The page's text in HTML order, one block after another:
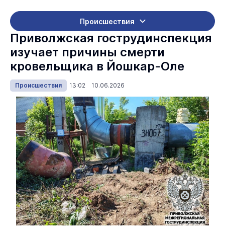
Происшествия
Приволжская гострудинспекция
изучает причины смерти
кровельщика в Йошкар-Оле
Происшествия 13:02 10.06.2026